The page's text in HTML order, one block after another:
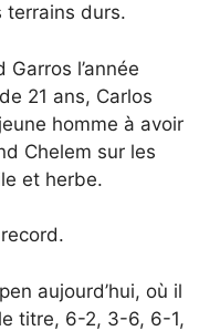
terrains durs.
l’année
21 ans, Carlos
homme à avoir
Chelem sur les
et herbe.
aujourd’hui, où il
titre, 6-2, 3-6, 6-1,